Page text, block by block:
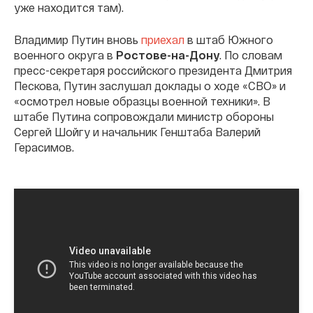
уже находится там).
Владимир Путин вновь приехал в штаб Южного
военного округа в Ростове-на-Дону. По словам
пресс-секретаря российского президента Дмитрия
Пескова, Путин заслушал доклады о ходе «СВО» и
«осмотрел новые образцы военной техники». В
штабе Путина сопровождали министр обороны
Сергей Шойгу и начальник Генштаба Валерий
Герасимов.